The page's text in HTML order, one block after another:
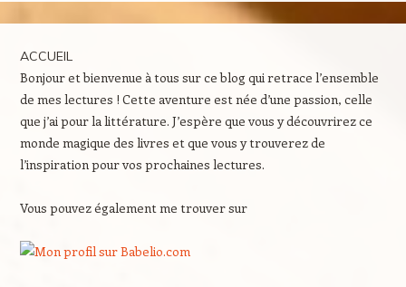
ACCUEIL
Bonjour et bienvenue à tous sur ce blog qui retrace l’ensemble
de mes lectures ! Cette aventure est née d’une passion, celle
que j’ai pour la littérature. J’espère que vous y découvrirez ce
monde magique des livres et que vous y trouverez de
l’inspiration pour vos prochaines lectures.
Vous pouvez également me trouver sur